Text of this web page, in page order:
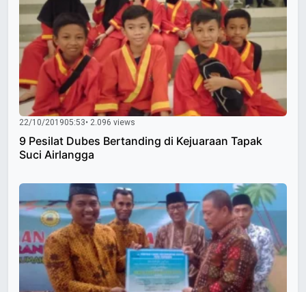
22/10/201905:53• 2.096 views
9 Pesilat Dubes Bertanding di Kejuaraan Tapak
Suci Airlangga